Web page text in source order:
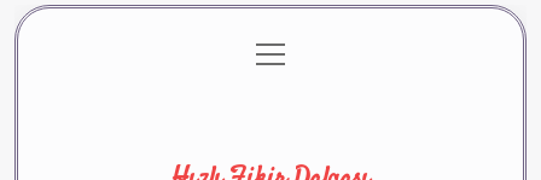
Gizlilik Politikası
menüyü
aç